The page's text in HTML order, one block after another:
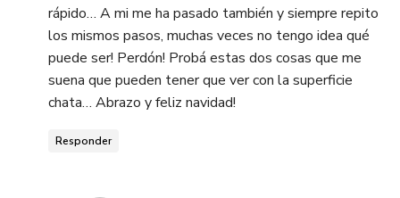
rápido… A mi me ha pasado también y siempre repito
los mismos pasos, muchas veces no tengo idea qué
puede ser! Perdón! Probá estas dos cosas que me
suena que pueden tener que ver con la superficie
chata… Abrazo y feliz navidad!
Responder